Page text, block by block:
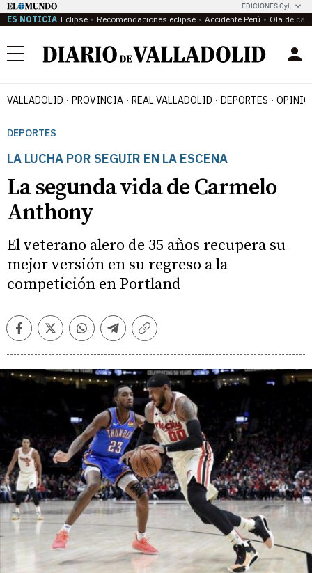
EDICIONES CyL
ES NOTICIA Eclipse Recomendaciones eclipse Accidente Perú Ola de
Menú
VALLADOLID PROVINCIA REAL VALLADOLID DEPORTES
DEPORTES
LA LUCHA POR SEGUIR EN LA ESCENA
La segunda vida de Carmelo
Anthony
El veterano alero de 35 años recupera su
mejor versión en su regreso a la
competición en Portland
FacebookTwitterWhatsappTelegramCopiar